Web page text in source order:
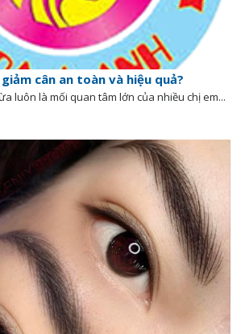
cân an toàn và hiệu quả?
luôn là mối quan tâm lớn của nhiều chị em...